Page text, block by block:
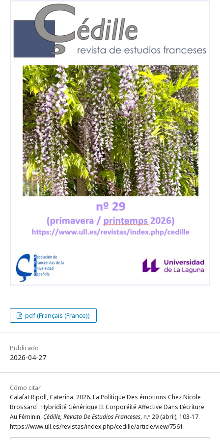
pdf (Français (France))
Publicado
2026-04-27
Cómo citar
Calafat Ripoll, Caterina. 2026. La Politique Des émotions Chez Nicole
Brossard : Hybridité Générique Et Corporéité Affective Dans L’écriture
Au Féminin. Çédille, Revista De Estudios Franceses, n.º 29 (abril), 103-17.
https://www.ull.es/revistas/index.php/cedille/article/view/7561.